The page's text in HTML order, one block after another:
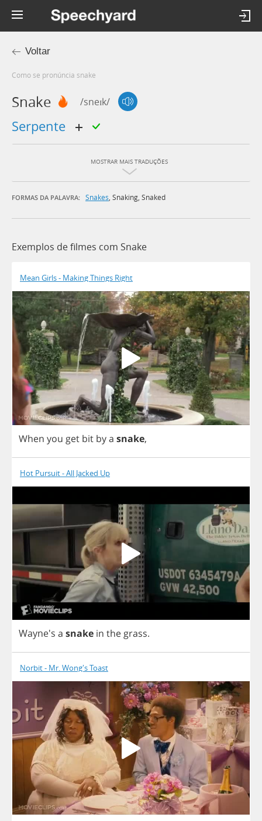
Voltar
Como se pronúncia snake
Snake /sneɪk/
serpente
MOSTRAR MAIS TRADUÇÕES
FORMAS DA PALAVRA: Snakes, Snaking, Snaked
Exemplos de filmes com Snake
Mean Girls - Making Things Right
When you get bit bya snake,
Hot Pursuit - All Jacked Up
Wayne's a snake in the grass.
Norbit - Mr. Wong's Toast